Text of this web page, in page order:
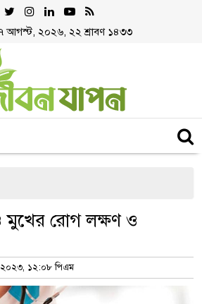
আগস্ট, ২০২৬, ২২ শ্রাবণ ১৪৩৩
মুখের রোগ লক্ষণ ও
২০২৩, ১২:০৮ পিএম